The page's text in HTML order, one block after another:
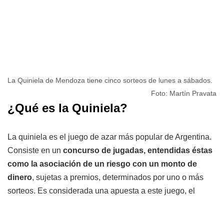
La Quiniela de Mendoza tiene cinco sorteos de lunes a sábados.
Foto: Martín Pravata
¿Qué es la Quiniela?
La quiniela es el juego de azar más popular de Argentina.
Consiste en un concurso de jugadas, entendidas éstas
como la asociación de un riesgo con un monto de
dinero, sujetas a premios, determinados por uno o más
sorteos. Es considerada una apuesta a este juego, el